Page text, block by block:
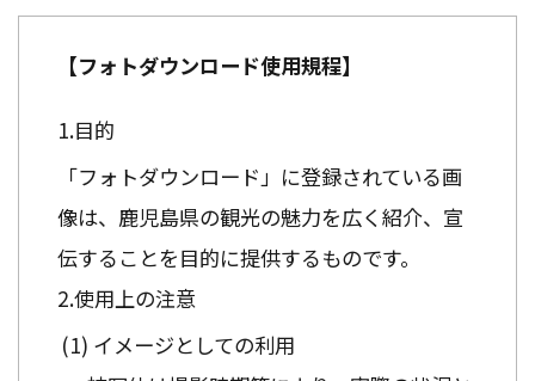
【フォトダウンロード使用規程】
目的
「フォトダウンロード」に登録されている画
像は、鹿児島県の観光の魅力を広く紹介、宣
伝することを目的に提供するものです。
使用上の注意
イメージとしての利用